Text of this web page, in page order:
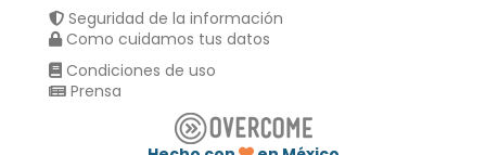
Seguridad de la información
Como cuidamos tus datos
Condiciones de uso
Prensa